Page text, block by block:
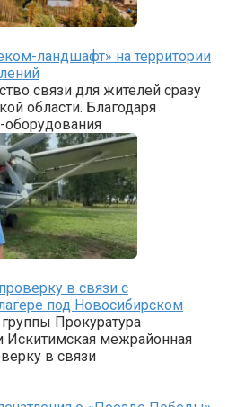
ландшафт» на территории
связи для жителей сразу
области. Благодаря
в связи с
под Новосибирском
Прокуратура
Искитимская межрайонная
в связи